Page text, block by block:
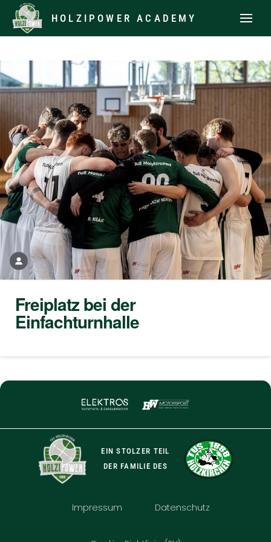
HOLZIPOWER ACADEMY
Freiplatz bei der
Einfachturnhalle
EIN STOLZER TEIL
DER FAMILIE DES
Impressum Datenschutz